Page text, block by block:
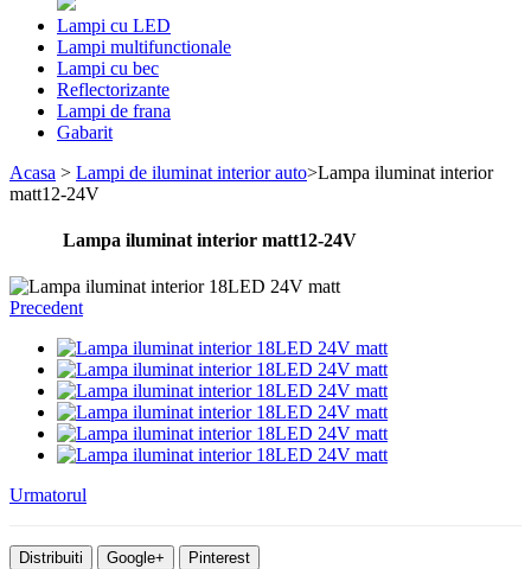
Lampi cu LED
Lampi multifunctionale
Lampi cu bec
Reflectorizante
Lampi de frana
Gabarit
Acasa > Lampi de iluminat interior auto>Lampa iluminat interior
matt12-24V
Lampa iluminat interior matt12-24V
Precedent
Urmatorul
Distribuiti Google+ Pinterest